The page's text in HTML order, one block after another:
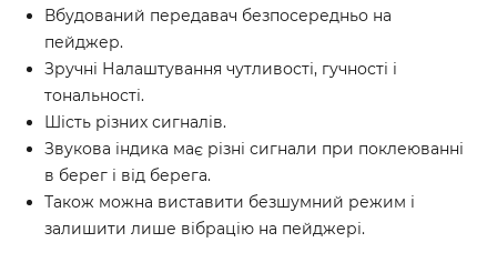
Вбудований передавач безпосередньо на
пейджер.
Зручні Налаштування чутливості, гучності і
тональності.
Шість різних сигналів.
Звукова індика має різні сигнали при поклеюванні
в берег і від берега.
Також можна виставити безшумний режим і
залишити лише вібрацію на пейджері.